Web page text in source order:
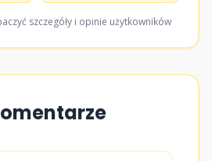
szczegóły i opinie użytkowników